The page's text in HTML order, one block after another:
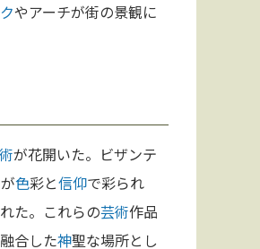
やアーチが街の景観に
が花開いた。ビザンテ
色彩と信仰で彩られ
た。これらの芸術作品
合した神聖な場所とし